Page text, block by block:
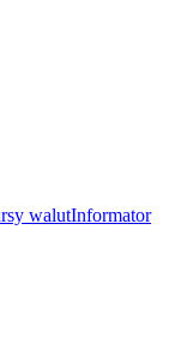
walutInformator